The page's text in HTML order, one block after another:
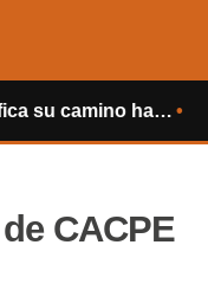
de 2030 Centinela del
CACPE